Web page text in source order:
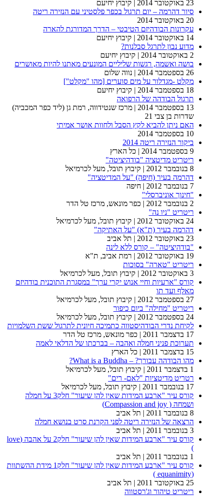
23 באוקטובר 2014
| קיבוץ יחיעם
סיור דהרמה – יום תרגול בכפר פלסטיני עם הנזירה ריטה
20 באוקטובר 2014
עקרונות הבודהיזם הטיבטי – הדרך המדורגת להארה
14 באוקטובר 2014
| קיבוץ יחיעם
מדוע נבון לתרגל סבלנות?
2 באוקטובר 2014
| קיבוץ יחיעם
בושה ואשמה, רגשות שליליים המונעים מאתנו להיות מאושרים
26 בספטמבר 2014
| נווה שלום
מקלט -מגדלור על מים סוערים [מהו "מקלט"]
18 בספטמבר 2014
| קיבוץ יחיעם
תרגול הבודהה של הרפואה
13 בספטמבר 2014
| מרכז שנטידווה, רמת גן (ליד כפר המכביה)
שדרות בן צבי 21
האם ניתן להביא לקץ הסבל ולחוות אושר אמיתי
10 בספטמבר 2014
ביקור הנזירה ריטה 2014
9 בספטמבר 2014
| כל הארץ
ריטריט מדיטציה "בודהיציטה"
8 בנובמבר 2012
| קיבוץ תובל, מעל לכרמיאל
דהרמה בעיר (חיפה) "על המדיטציה"
7 בנובמבר 2012
| חיפה
"חינוך אוניברסלי"
2 בנובמבר 2012
| כפר מונאש, מרכז טל הדר
ריטריט "ניו נה"
24 באוקטובר 2012
| קיבוץ תובל, מעל לכרמיאל
דהרמה בעיר (ת"א) "על האתיקה"
23 באוקטובר 2012
| תל אביב
"בודהיציטה" – קורס ללא לינה
19 באוקטובר 2012
| רמת אביב, ת"א
ריטריט "טארה" בסוכות
3 באוקטובר 2012
| קיבוץ תובל, מעל לכרמיאל
קורס "ארעיות וחיי אנוש יקרי ערך" במסגרת התוכנית בודהיזם
מאלף ועד תו
27 בספטמבר 2012
| קיבוץ תובל, מעל לכרמיאל
ריטריט "מחילה" ביום כיפור
24 בספטמבר 2012
| קיבוץ תובל, מעל לכרמיאל
לקיחת נדרי הבודהיסטווה כתמיכה חיונית לתרגול ששת השלמויות
17 בדצמבר 2011
| כפר מונאש, מרכז טל הדר
תערוכת פניני חמלה ואהבה – בברכתו של הדלאי לאמה
15 בדצמבר 2011
| כל הארץ
מהו הבודהה עבורך? – What is a Buddha?
1 בדצמבר 2011
| קיבוץ תובל, מעל לכרמיאל
רטריט מדיטציות "לאם- רים"
17 בנובמבר 2011
| קיבוץ תובל, מעל לכרמיאל
קורס עיר "ארבע המידות שאין להן שיעור" חלק3 על חמלה
ושמחה ( Compassion and joy)
8 בנובמבר 2011
| תל אביב
הרצאה של הנזירה ריטה לפני הקרנת סרט בנושא חמלה
3 בנובמבר 2011
| תל אביב
קורס עיר "ארבע המידות שאין להן שיעור" חלק2 על אהבה (love
)
1 בנובמבר 2011
| תל אביב
קורס עיר "ארבע המידות שאין להן שיעור" חלק1 מידת ההשתוות
(equanimity )
25 באוקטובר 2011
| תל אביב
ריטריט טיהור וג'רסטווה